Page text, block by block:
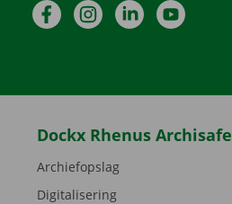
FacebookInstagramLinkedInYouTube
Dockx Rhenus Archisafe
Archiefopslag
Digitalisering